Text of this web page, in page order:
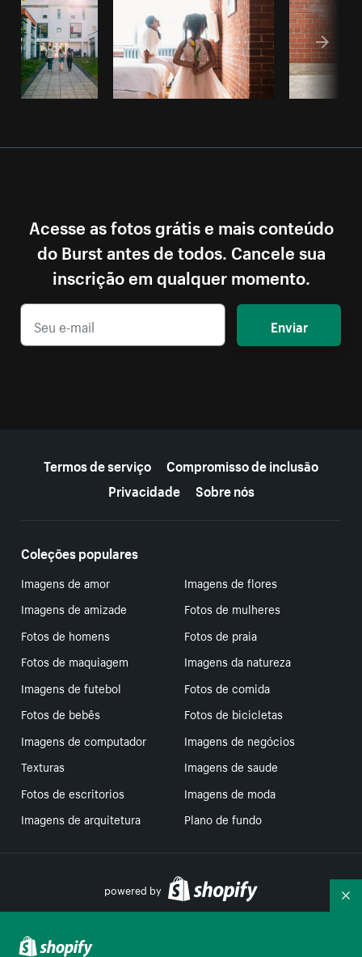
Acesse as fotos grátis e mais conteúdo
do Burst antes de todos. Cancele sua
inscrição em qualquer momento.
Enviar
Termos de serviço
Compromisso de inclusão
Privacidade
Sobre nós
Coleções populares
Imagens de amor
Imagens de flores
Imagens de amizade
Fotos de mulheres
Fotos de homens
Fotos de praia
Fotos de maquiagem
Imagens da natureza
Imagens de futebol
Fotos de comida
Fotos de bebês
Fotos de bicicletas
Imagens de computador
Imagens de negócios
Texturas
Imagens de saude
Fotos de escritorios
Imagens de moda
Imagens de arquitetura
Plano de fundo
powered by